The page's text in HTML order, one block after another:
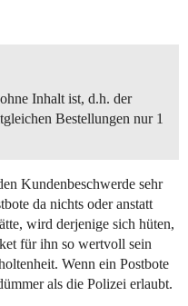
Inhalt ist, d.h. der
Bestellungen nur 1
Kundenbeschwerde sehr
da nichts oder anstatt
wird derjenige sich hüten,
für ihn so wertvoll sein
Wenn ein Postbote
als die Polizei erlaubt.